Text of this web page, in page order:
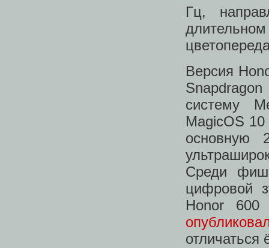
Гц,
Версия
систему
MagicOS
основную
Среди
цифровой
Honor
отличаться